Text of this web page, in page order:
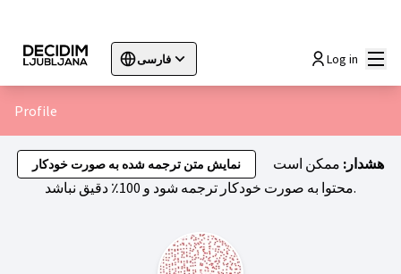
فارسی
Sprache wählen Choisir la langue
Log in
Profile
نمایش متن ترجمه شده به صورت خودکار هشدار: ممکن است
محتوا به صورت خودکار ترجمه شود و 100٪ دقیق نباشد.